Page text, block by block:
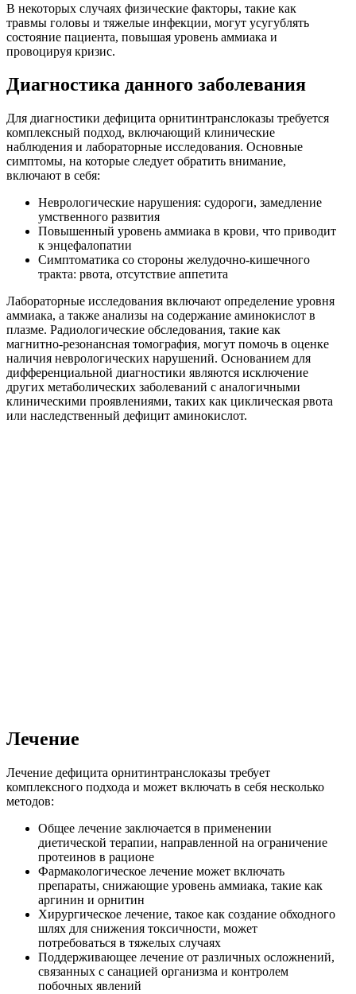
В некоторых случаях физические факторы, такие как
травмы головы и тяжелые инфекции, могут усугублять
состояние пациента, повышая уровень аммиака и
провоцируя кризис.
Диагностика данного заболевания
Для диагностики дефицита орнитинтранслоказы требуется
комплексный подход, включающий клинические
наблюдения и лабораторные исследования. Основные
симптомы, на которые следует обратить внимание,
включают в себя:
Неврологические нарушения: судороги, замедление
умственного развития
Повышенный уровень аммиака в крови, что приводит
к энцефалопатии
Симптоматика со стороны желудочно-кишечного
тракта: рвота, отсутствие аппетита
Лабораторные исследования включают определение уровня
аммиака, а также анализы на содержание аминокислот в
плазме. Радиологические обследования, такие как
магнитно-резонансная томография, могут помочь в оценке
наличия неврологических нарушений. Основанием для
дифференциальной диагностики являются исключение
других метаболических заболеваний с аналогичными
клиническими проявлениями, таких как циклическая рвота
или наследственный дефицит аминокислот.
Лечение
Лечение дефицита орнитинтранслоказы требует
комплексного подхода и может включать в себя несколько
методов:
Общее лечение заключается в применении
диетической терапии, направленной на ограничение
протеинов в рационе
Фармакологическое лечение может включать
препараты, снижающие уровень аммиака, такие как
аргинин и орнитин
Хирургическое лечение, такое как создание обходного
шлях для снижения токсичности, может
потребоваться в тяжелых случаях
Поддерживающее лечение от различных осложнений,
связанных с санацией организма и контролем
побочных явлений